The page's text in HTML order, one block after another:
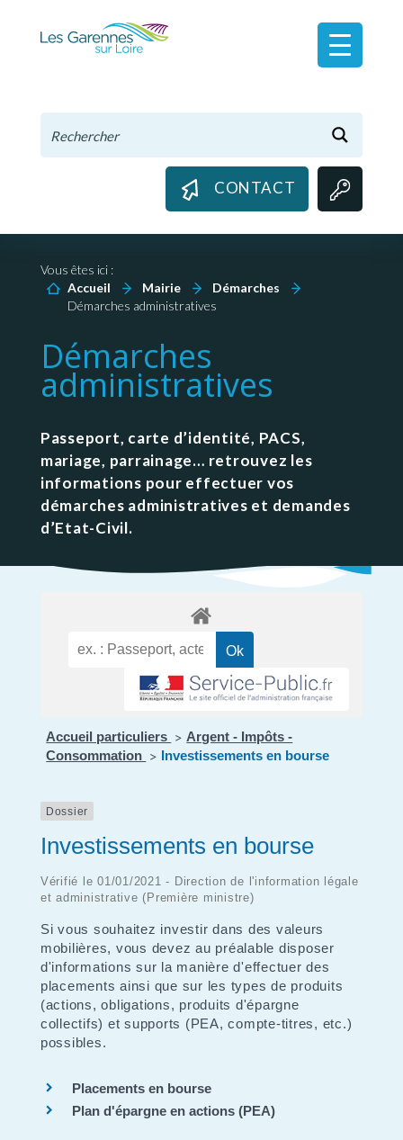
CONTACT
Vous êtes ici :
Accueil
Mairie
Démarches
Démarches administratives
Démarches
administratives
Passeport, carte d’identité, PACS,
mariage, parrainage… retrouvez les
informations pour effectuer vos
démarches administratives et demandes
d’Etat-Civil.
Accueil particuliers > Argent - Impôts -
Consommation > Investissements en bourse
Dossier
Investissements en bourse
Vérifié le 01/01/2021 - Direction de l'information légale
et administrative (Première ministre)
Si vous souhaitez investir dans des valeurs
mobilières, vous devez au préalable disposer
d'informations sur la manière d'effectuer des
placements ainsi que sur les types de produits
(actions, obligations, produits d'épargne
collectifs) et supports (PEA, compte-titres, etc.)
possibles.
Placements en bourse
Plan d'épargne en actions (PEA)